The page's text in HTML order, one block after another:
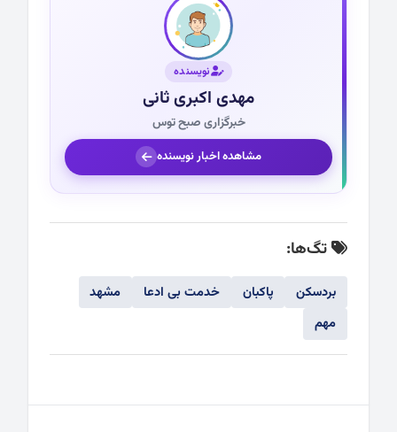
نویسنده
مهدی اکبری ثانی
خبرگزاری صبح توس
مشاهده اخبار نویسنده
تگ‌ها:
بردسکن پاکبان خدمت بی ادعا
مشهد
مهم